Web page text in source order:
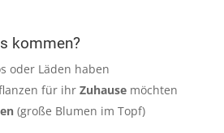
kommen?
oder Läden haben
für ihr Zuhause möchten
(große Blumen im Topf)